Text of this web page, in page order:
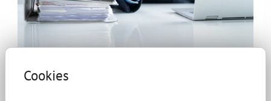
Cookies